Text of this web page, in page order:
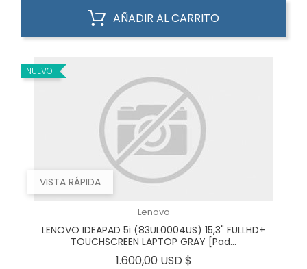
AÑADIR AL CARRITO
VISTA RÁPIDA
NUEVO
Lenovo
LENOVO IDEAPAD 5i (83UL0004US) 15,3" FULLHD+
TOUCHSCREEN LAPTOP GRAY [Pad...
1.600,00 USD $